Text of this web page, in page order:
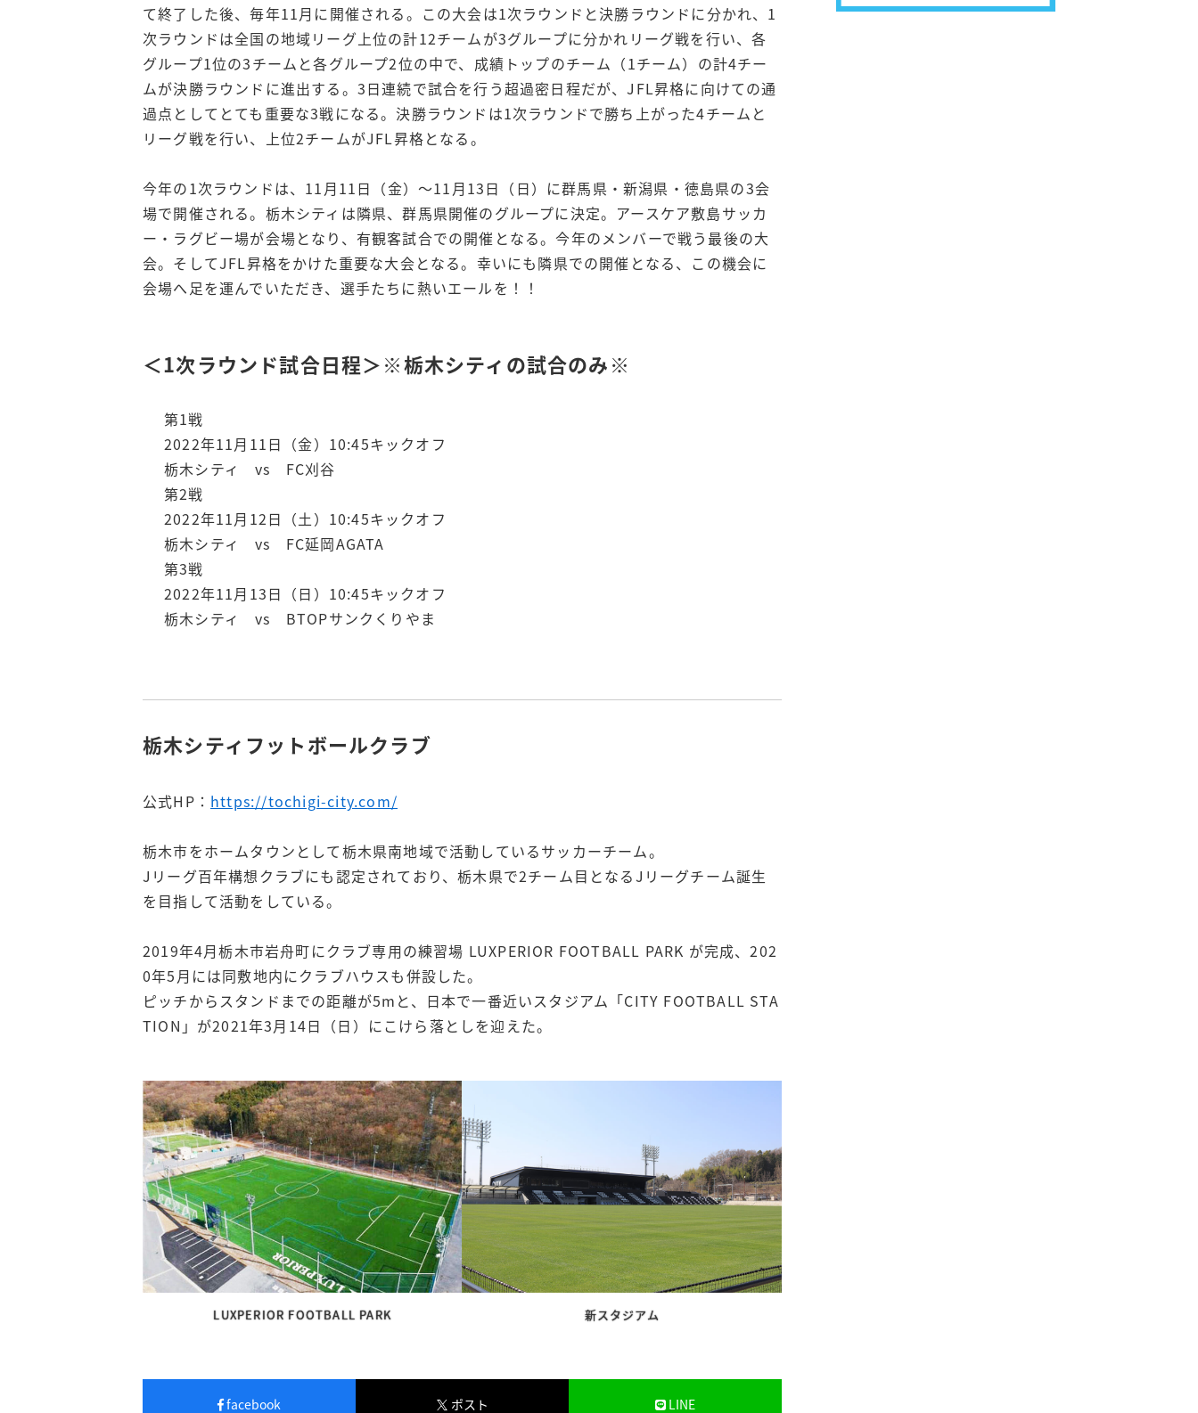
て終了した後、毎年11月に開催される。この大会は1次ラウンドと決勝ラウンドに分かれ、1
次ラウンドは全国の地域リーグ上位の計12チームが3グループに分かれリーグ戦を行い、各
グループ1位の3チームと各グループ2位の中で、成績トップのチーム（1チーム）の計4チー
ムが決勝ラウンドに進出する。3日連続で試合を行う超過密日程だが、JFL昇格に向けての通
過点としてとても重要な3戦になる。決勝ラウンドは1次ラウンドで勝ち上がった4チームと
リーグ戦を行い、上位2チームがJFL昇格となる。
今年の1次ラウンドは、11月11日（金）～11月13日（日）に群馬県・新潟県・徳島県の3会
場で開催される。栃木シティは隣県、群馬県開催のグループに決定。アースケア敷島サッカ
ー・ラグビー場が会場となり、有観客試合での開催となる。今年のメンバーで戦う最後の大
会。そしてJFL昇格をかけた重要な大会となる。幸いにも隣県での開催となる、この機会に
会場へ足を運んでいただき、選手たちに熱いエールを！！
＜1次ラウンド試合日程＞※栃木シティの試合のみ※
第1戦
2022年11月11日（金）10:45キックオフ
栃木シティ vs FC刈谷
第2戦
2022年11月12日（土）10:45キックオフ
栃木シティ vs FC延岡AGATA
第3戦
2022年11月13日（日）10:45キックオフ
栃木シティ vs BTOPサンクくりやま
栃木シティフットボールクラブ
公式HP： https://tochigi-city.com/
栃木市をホームタウンとして栃木県南地域で活動しているサッカーチーム。
Jリーグ百年構想クラブにも認定されており、栃木県で2チーム目となるJリーグチーム誕生
を目指して活動をしている。
2019年4月栃木市岩舟町にクラブ専用の練習場 LUXPERIOR FOOTBALL PARK が完成、202
0年5月には同敷地内にクラブハウスも併設した。
ピッチからスタンドまでの距離が5mと、日本で一番近いスタジアム「CITY FOOTBALL STA
TION」が2021年3月14日（日）にこけら落としを迎えた。
LUXPERIOR FOOTBALL PARK 新スタジアム
facebook ポスト LINE